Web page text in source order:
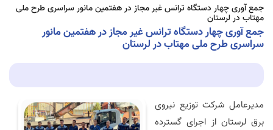
جمع آوری چهار دستگاه ترانس غیر مجاز در هفتمین مانور سراسری طرح ملی
مهتاب در لرستان
جمع آوری چهار دستگاه ترانس غیر مجاز در هفتمین مانور
سراسری طرح ملی مهتاب در لرستان
مدیرعامل شرکت توزیع نیروی
برق لرستان از اجرای گسترده